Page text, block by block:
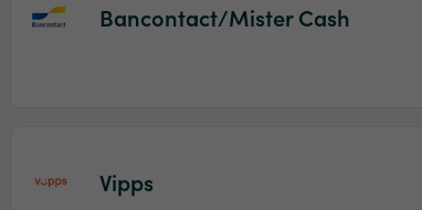
Bancontact/Mister Cash
Vipps